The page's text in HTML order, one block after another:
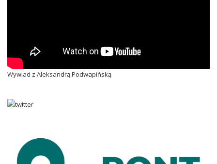
Wywiad z Aleksandrą Podwapińską